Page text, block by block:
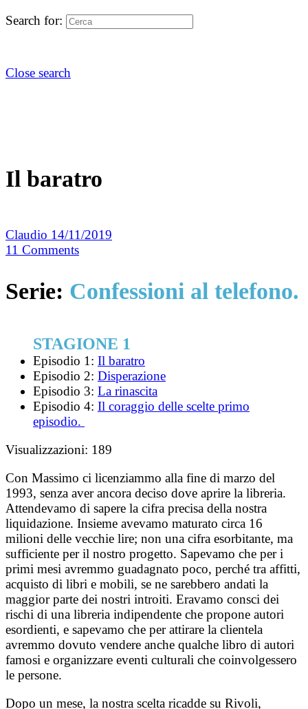
Search for:
Close search
Il baratro
Claudio 14/11/2019
11 Comments
Serie: Confessioni al telefono.
STAGIONE 1
Episodio 1: Il baratro
Episodio 2: Disperazione
Episodio 3: La rinascita
Episodio 4: Il coraggio delle scelte primo
episodio.
Visualizzazioni: 189
Con Massimo ci licenziammo alla fine di marzo del
1993, senza aver ancora deciso dove aprire la libreria.
Attendevamo di sapere la cifra precisa della nostra
liquidazione. Insieme avevamo maturato circa 16
milioni delle vecchie lire; non una cifra esorbitante, ma
sufficiente per il nostro progetto. Sapevamo che per i
primi mesi avremmo guadagnato poco, perché tra affitti,
acquisto di libri e mobili, se ne sarebbero andati la
maggior parte dei nostri introiti. Eravamo consci dei
rischi di una libreria indipendente che propone autori
esordienti, e sapevamo che per attirare la clientela
avremmo dovuto vendere anche qualche libro di autori
famosi e organizzare eventi culturali che coinvolgessero
le persone.
Dopo un mese, la nostra scelta ricadde su Rivoli,